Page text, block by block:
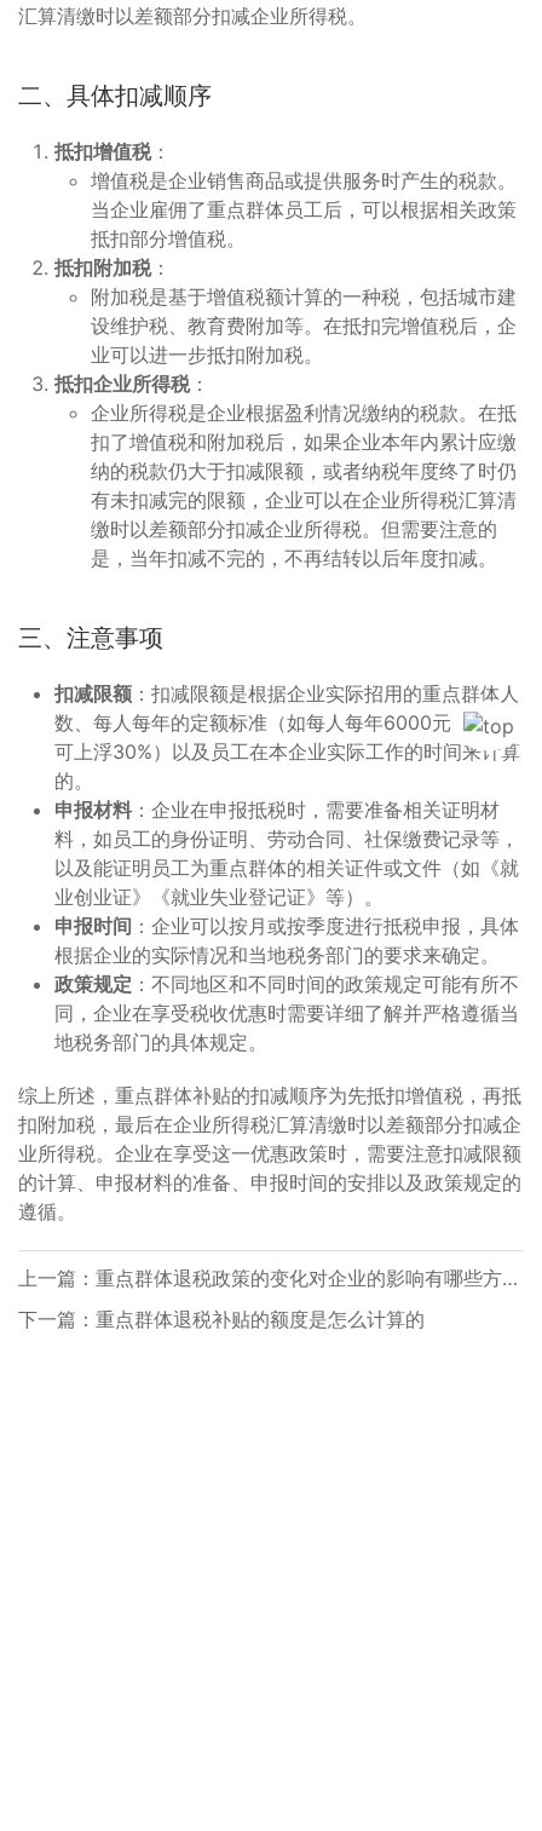
汇算清缴时以差额部分扣减企业所得税。
二、具体扣减顺序
抵扣增值税：
增值税是企业销售商品或提供服务时产生的税款。
当企业雇佣了重点群体员工后，可以根据相关政策
抵扣部分增值税。
抵扣附加税：
附加税是基于增值税额计算的一种税，包括城市建
设维护税、教育费附加等。在抵扣完增值税后，企
业可以进一步抵扣附加税。
抵扣企业所得税：
企业所得税是企业根据盈利情况缴纳的税款。在抵
扣了增值税和附加税后，如果企业本年内累计应缴
纳的税款仍大于扣减限额，或者纳税年度终了时仍
有未扣减完的限额，企业可以在企业所得税汇算清
缴时以差额部分扣减企业所得税。但需要注意的
是，当年扣减不完的，不再结转以后年度扣减。
三、注意事项
扣减限额 ：扣减限额是根据企业实际招用的重点群体人
数、每人每年的定额标准（如每人每年6000元，最高
可上浮30%）以及员工在本企业实际工作的时间来计算
的。
申报材料 ：企业在申报抵税时，需要准备相关证明材
料，如员工的身份证明、劳动合同、社保缴费记录等，
以及能证明员工为重点群体的相关证件或文件（如《就
业创业证》《就业失业登记证》等）。
申报时间 ：企业可以按月或按季度进行抵税申报，具体
根据企业的实际情况和当地税务部门的要求来确定。
政策规定 ：不同地区和不同时间的政策规定可能有所不
同，企业在享受税收优惠时需要详细了解并严格遵循当
地税务部门的具体规定。
综上所述，重点群体补贴的扣减顺序为先抵扣增值税，再抵
扣附加税，最后在企业所得税汇算清缴时以差额部分扣减企
业所得税。企业在享受这一优惠政策时，需要注意扣减限额
的计算、申报材料的准备、申报时间的安排以及政策规定的
遵循。
上一篇： 重点群体退税政策的变化对企业的影响有哪些方面？
下一篇： 重点群体退税补贴的额度是怎么计算的